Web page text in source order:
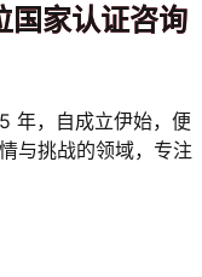
国家认证咨询
年，自成立伊始，便
与挑战的领域，专注